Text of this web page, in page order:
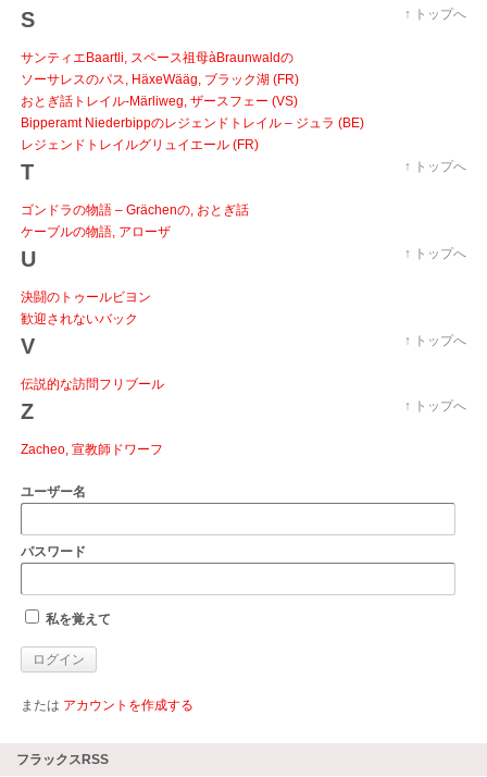
↑ トップへ
S
サンティエBaartli, スペース祖母àBraunwaldの
ソーサレスのパス, HäxeWääg, ブラック湖 (FR)
おとぎ話トレイル-Märliweg, ザースフェー (VS)
Bipperamt Niederbippのレジェンドトレイル – ジュラ (BE)
レジェンドトレイルグリュイエール (FR)
↑ トップへ
T
ゴンドラの物語 – Grächenの, おとぎ話
ケーブルの物語, アローザ
↑ トップへ
U
決闘のトゥールビヨン
歓迎されないバック
↑ トップへ
V
伝説的な訪問フリブール
↑ トップへ
Z
Zacheo, 宣教師ドワーフ
ユーザー名
パスワード
私を覚えて
または アカウントを作成する
フラックスRSS